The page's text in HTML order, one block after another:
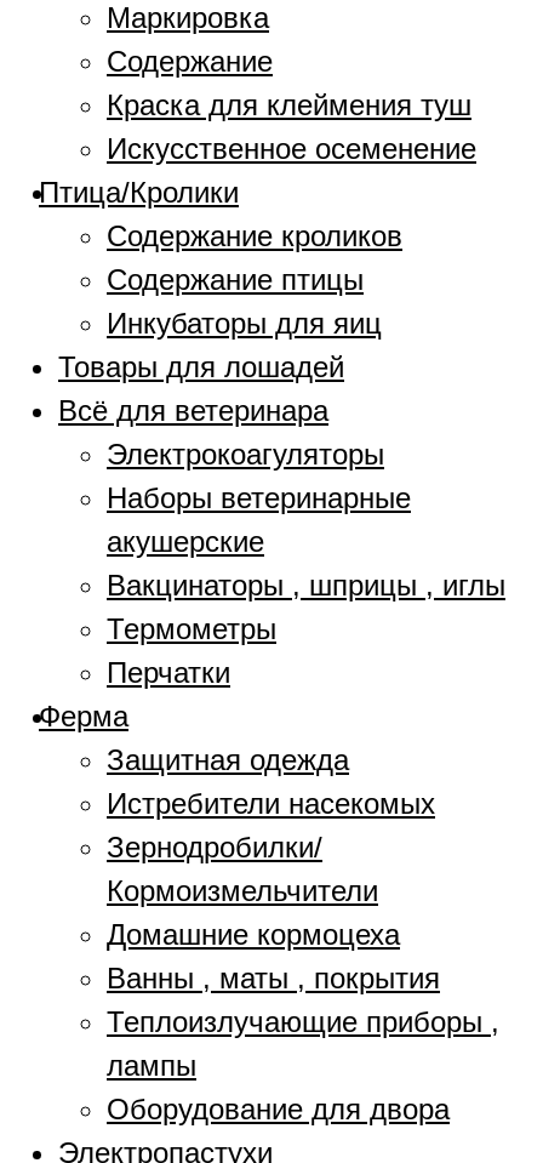
Маркировка
Содержание
Краска для клеймения туш
Искусственное осеменение
Птица/Кролики
Содержание кроликов
Содержание птицы
Инкубаторы для яиц
Товары для лошадей
Всё для ветеринара
Электрокоагуляторы
Наборы ветеринарные
акушерские
Вакцинаторы , шприцы , иглы
Термометры
Перчатки
Ферма
Защитная одежда
Истребители насекомых
Зернодробилки/
Кормоизмельчители
Домашние кормоцеха
Ванны , маты , покрытия
Теплоизлучающие приборы ,
лампы
Оборудование для двора
Электропастухи